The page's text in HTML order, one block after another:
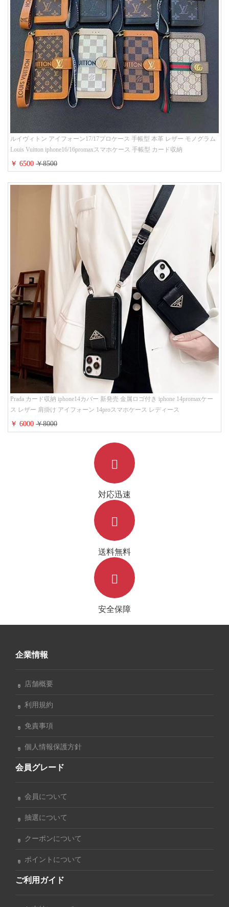
ルイヴィトン アイフォーン17/17プロケース 手帳型 本革 レザー モノグラム
Louis Vuitton iphone16/16promaxスマホケース 手帳型 カード収納
iphone15/14/13ケース ビジネス風 GUCCI galaxy s26/s25/s24ケース 手帳型 大
人 可愛い
￥ 6500￥8500
Prada カード収納 iphone14カバー 新発売 金属ロゴ付き iphone 14promaxケー
ス レザー 肩掛け アイフォーン 14proスマホケース レディース
￥ 6000￥8000
対応迅速
送料無料
安全保障
企業情報
店舗概要
利用規約
免責事項
個人情報保護方針
会員グレード
会員について
抽選について
クーポンについて
ポイントについて
ご利用ガイド